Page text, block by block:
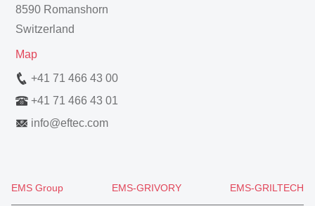
8590 Romanshorn
Switzerland
Map
+41 71 466 43 00
+41 71 466 43 01
info@eftec.com
EMS Group EMS-GRIVORY EMS-GRILTECH